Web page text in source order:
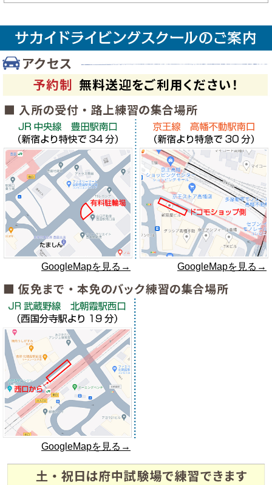
GoogleMapを見る→ GoogleMapを見る→
GoogleMapを見る→